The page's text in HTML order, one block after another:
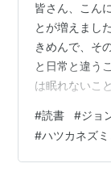
皆さん、こん
とが増えまし
きめんで、そ
と日常と違う
は眠れないこ
地をアテンド
友人とその一
んも69歳。50
#読書 #ジョ
#ハツカネズ